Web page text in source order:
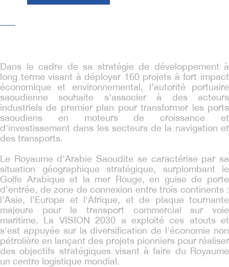
Dans le cadre de sa stratégie de développement à
long terme visant à déployer 160 projets à fort impact
économique et environnemental, l’autorité portuaire
saoudienne souhaite s'associer à des acteurs
industriels de premier plan pour transformer les ports
saoudiens en moteurs de croissance et
d'investissement dans les secteurs de la navigation et
des transports.
Le Royaume d'Arabie Saoudite se caractérise par sa
situation géographique stratégique, surplombant le
Golfe Arabique et la mer Rouge, en guise de porte
d'entrée, de zone de connexion entre trois continents :
l'Asie, l'Europe et l'Afrique, et de plaque tournante
majeure pour le transport commercial sur voie
maritime. La VISION 2030 a exploité ces atouts et
s'est appuyée sur la diversification de l'économie non
pétrolière en lançant des projets pionniers pour réaliser
des objectifs stratégiques visant à faire du Royaume
un centre logistique mondial.